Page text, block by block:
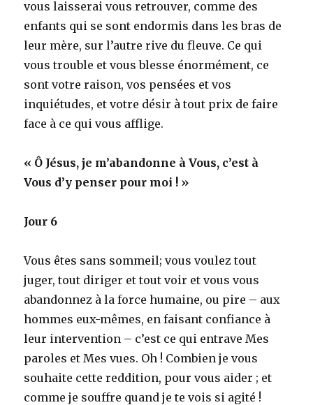
vous laisserai vous retrouver, comme des
enfants qui se sont endormis dans les bras de
leur mère, sur l’autre rive du fleuve. Ce qui
vous trouble et vous blesse énormément, ce
sont votre raison, vos pensées et vos
inquiétudes, et votre désir à tout prix de faire
face à ce qui vous afflige.
« Ô Jésus, je m’abandonne à Vous, c’est à
Vous d’y penser pour moi ! »
Jour 6
Vous êtes sans sommeil; vous voulez tout
juger, tout diriger et tout voir et vous vous
abandonnez à la force humaine, ou pire – aux
hommes eux-mêmes, en faisant confiance à
leur intervention – c’est ce qui entrave Mes
paroles et Mes vues. Oh ! Combien je vous
souhaite cette reddition, pour vous aider ; et
comme je souffre quand je te vois si agité !